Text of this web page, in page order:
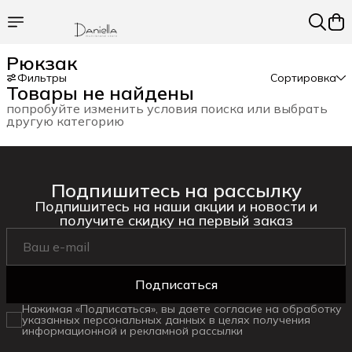
Рюкзак
Фильтры Сортировка
Товары не найдены
попробуйте изменить условия поиска или выбрать
другую категорию
Подпишитесь на рассылку
Подпишитесь на наши акции и новости и
получите скидку на первый заказ
Подписаться
Нажимая «Подписаться», вы даете согласие на обработку
указанных персональных данных в целях получения
информационной и рекламной рассылки